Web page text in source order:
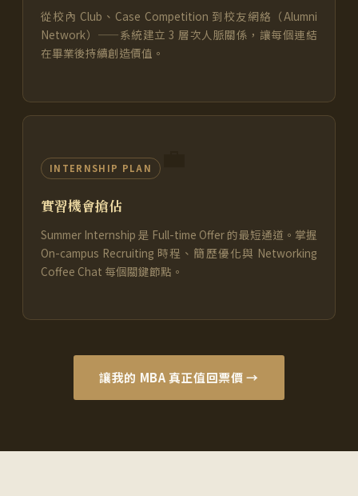
從校內 Club、Case Competition 到校友網絡（Alumni
Network）——系統建立 3 層次人脈關係，讓每個連結
在畢業後持續創造價值。
INTERNSHIP PLAN
實習機會搶佔
Summer Internship 是 Full-time Offer 的最短通道。掌握
On-campus Recruiting 時程、簡歷優化與 Networking
Coffee Chat 每個關鍵節點。
讓我的 MBA 真正值回票價 →